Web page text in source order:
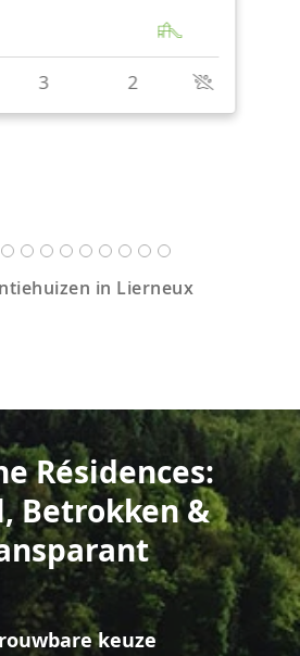
3 2
in Lierneux
Résidences:
Betrokken &
keuze